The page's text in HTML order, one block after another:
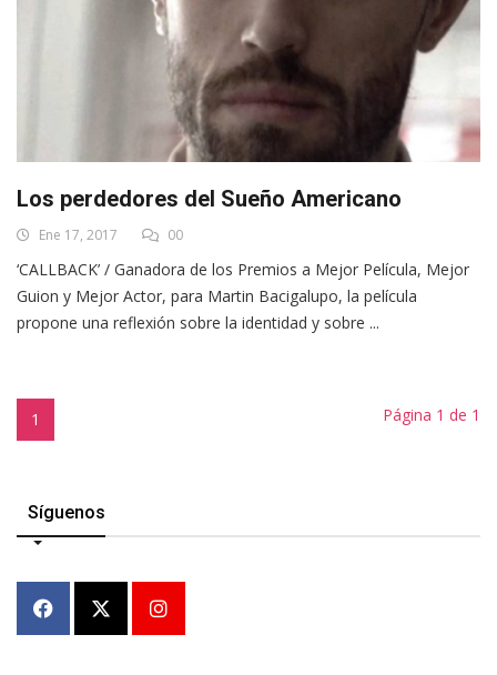
Los perdedores del Sueño Americano
Ene 17, 2017 00
‘CALLBACK’ / Ganadora de los Premios a Mejor Película, Mejor
Guion y Mejor Actor, para Martin Bacigalupo, la película
propone una reflexión sobre la identidad y sobre ...
1 Página 1 de 1
Síguenos